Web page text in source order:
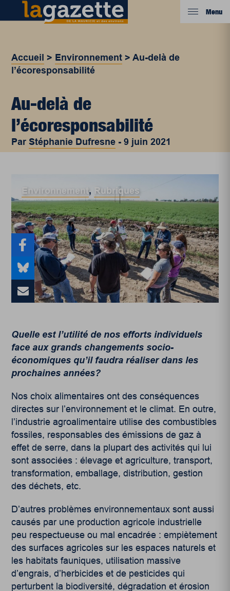
Menu
Accueil > Environnement >Au-delà de
l’écoresponsabilité
Au-delà de
l’écoresponsabilité
ParStéphanie Dufresne -9 juin 2021
Environnement, Rubriques
Quelle est l’utilité de nos efforts individuels
face aux grands changements socio-
économiques qu’il faudra réaliser dans les
prochaines années?
Nos choix alimentaires ont des conséquences
directes sur l’environnement et le climat. En outre,
l’industrie agroalimentaire utilise des combustibles
fossiles, responsables des émissions de gaz à
effet de serre, dans la plupart des activités qui lui
sont associées : élevage et agriculture, transport,
transformation, emballage, distribution, gestion
des déchets, etc.
D’autres problèmes environnementaux sont aussi
causés par une production agricole industrielle
peu respectueuse ou mal encadrée : empiètement
des surfaces agricoles sur les espaces naturels et
les habitats fauniques, utilisation massive
d’engrais, d’herbicides et de pesticides qui
perturbent la biodiversité, dégradation et érosion